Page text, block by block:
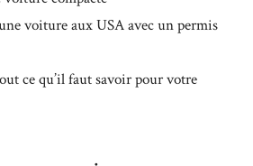
voiture aux USA avec un permis
ce qu’il faut savoir pour votre